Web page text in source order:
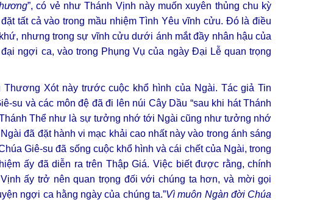
”, có vẻ như Thánh Vịnh này muốn xuyên thủng chu kỳ
tất cả vào trong mầu nhiệm Tình Yêu vĩnh cửu. Đó là điều
nhưng trong sự vĩnh cửu dưới ánh mắt đầy nhân hậu của
ngợi ca, vào trong Phụng Vụ của ngày Đại Lễ quan trọng
Xót này trước cuộc khổ hình của Ngài. Tác giả Tin
su và các môn đệ đã đi lên núi Cây Dầu “sau khi hát Thánh
Thể như là sự tưởng nhớ tới Ngài cũng như tưởng nhớ
đã đặt hành vi mạc khải cao nhất này vào trong ánh sáng
Giê-su đã sống cuộc khổ hình và cái chết của Ngài, trong
ấy đã diễn ra trên Thập Giá. Việc biết được rằng, chính
ấy trở nên quan trọng đối với chúng ta hơn, và mời gọi
ngợi ca hằng ngày của chúng ta.”Vì muôn Ngàn đời Chúa